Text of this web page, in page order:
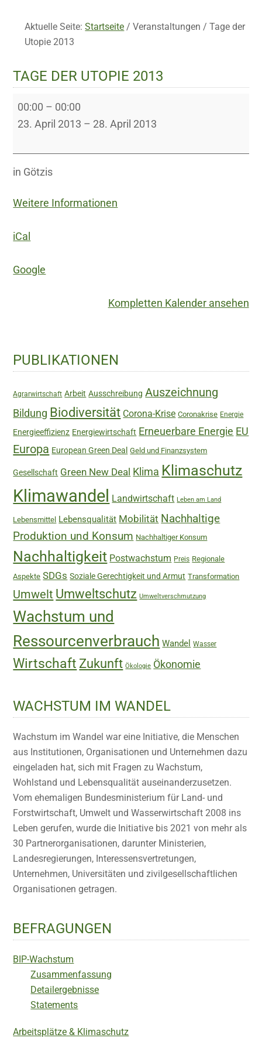
Aktuelle Seite:Startseite / Veranstaltungen/ Tage der
Utopie 2013
TAGE DER UTOPIE 2013
Tage
der
2013
00:00 – 00:00
23. April 2013 – 28. April 2013
in Götzis
Weitere Informationen
iCal
Google
Kompletten Kalender ansehen
Haupt-
Sidebar
PUBLIKATIONEN
Agrarwirtschaft Arbeit Ausschreibung Auszeichnung
Bildung Biodiversität Corona-Krise Coronakrise Energie
Energieeffizienz Energiewirtschaft Erneuerbare Energie EU
Europa European Green Deal Geld und Finanzsystem
Gesellschaft Green New Deal Klima Klimaschutz
Klimawandel Landwirtschaft Leben am Land
Lebensmittel Lebensqualität Mobilität Nachhaltige
Produktion und Konsum Nachhaltiger Konsum
Nachhaltigkeit Postwachstum Preis Regionale
Aspekte SDGs Soziale Gerechtigkeit und Armut Transformation
Umwelt Umweltschutz Umweltverschmutzung
Wachstum und
Ressourcenverbrauch Wandel Wasser
Wirtschaft Zukunft Ökologie Ökonomie
WACHSTUM IM WANDEL
Wachstum im Wandel war eine Initiative, die Menschen
aus Institutionen, Organisationen und Unternehmen dazu
eingeladen hat, sich mit Fragen zu Wachstum,
Wohlstand und Lebensqualität auseinanderzusetzen.
Vom ehemaligen Bundesministerium für Land- und
Forstwirtschaft, Umwelt und Wasserwirtschaft 2008 ins
Leben gerufen, wurde die Initiative bis 2021 von mehr als
30 Partnerorganisationen, darunter Ministerien,
Landesregierungen, Interessensvertretungen,
Unternehmen, Universitäten und zivilgesellschaftlichen
Organisationen getragen.
BEFRAGUNGEN
BIP-Wachstum
Zusammenfassung
Detailergebnisse
Statements
Arbeitsplätze & Klimaschutz